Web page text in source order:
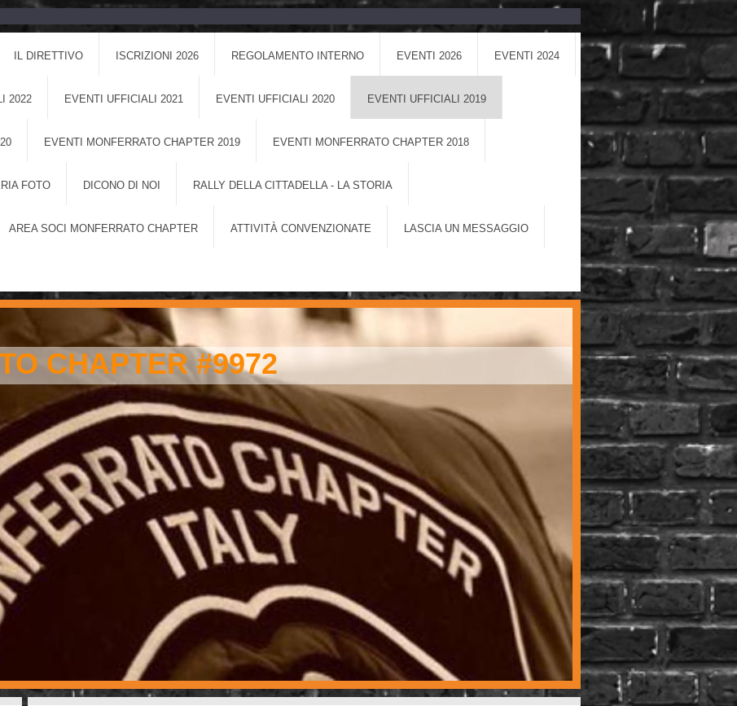
IL DIRETTIVO ISCRIZIONI 2026 REGOLAMENTO INTERNO EVENTI 2026 EVENTI 2024
2022 EVENTI UFFICIALI 2021 EVENTI UFFICIALI 2020 EVENTI UFFICIALI 2019
EVENTI MONFERRATO CHAPTER 2019 EVENTI MONFERRATO CHAPTER 2018
FOTO DICONO DI NOI RALLY DELLA CITTADELLA - LA STORIA
AREA SOCI MONFERRATO CHAPTER ATTIVITÀ CONVENZIONATE LASCIA UN MESSAGGIO
CHAPTER #9972